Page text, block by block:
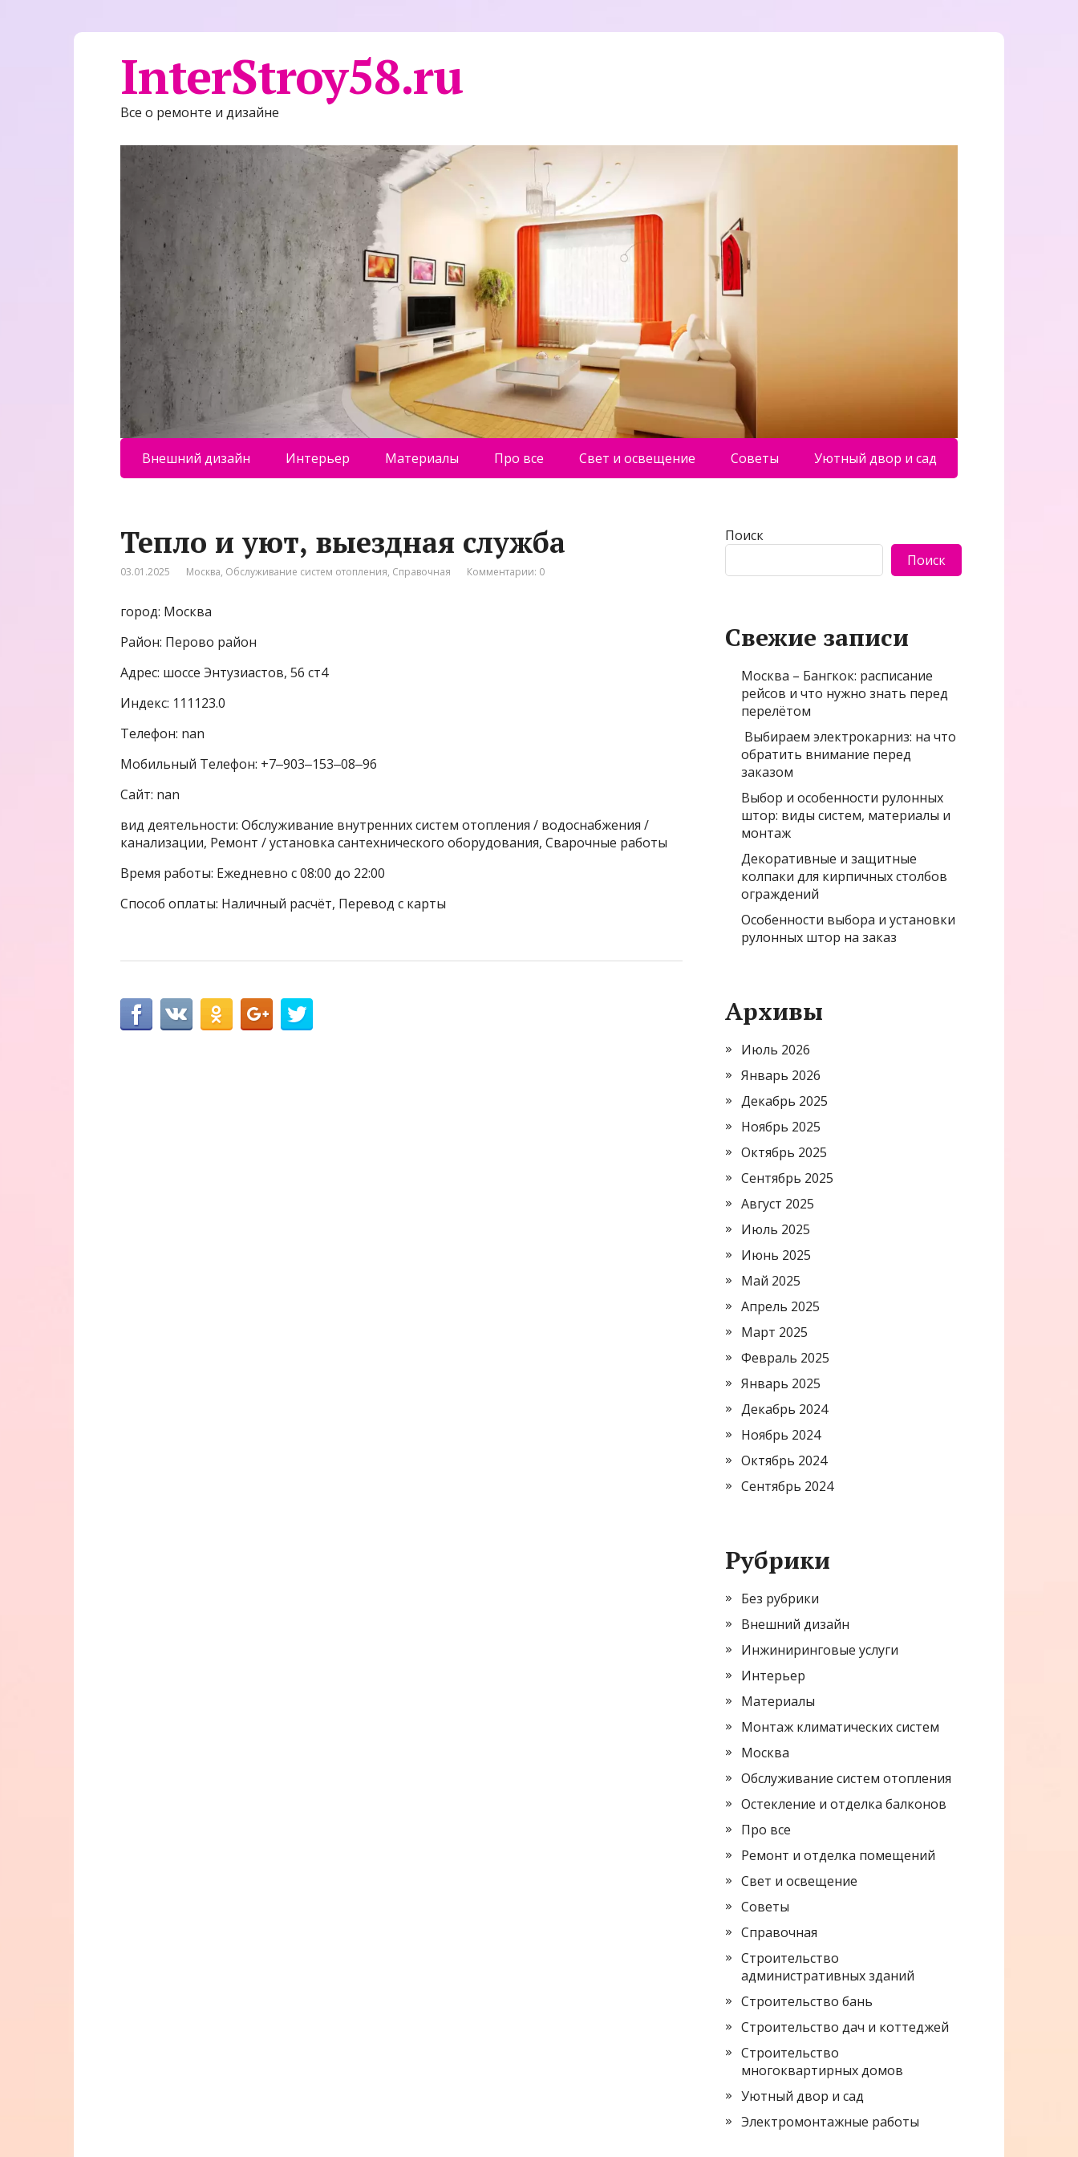
InterStroy58.ru
Все о ремонте и дизайне
Внешний дизайн Интерьер Материалы Про все Свет и освещение Советы Уютный двор и сад
Тепло и уют, выездная служба
03.01.2025 Москва, Обслуживание систем отопления, Справочная Комментарии: 0
город: Москва
Район: Перово район
Адрес: шоссе Энтузиастов, 56 ст4
Индекс: 111123.0
Телефон: nan
Мобильный Телефон: +7‒903‒153‒08‒96
Сайт: nan
вид деятельности: Обслуживание внутренних систем отопления / водоснабжения /
канализации, Ремонт / установка сантехнического оборудования, Сварочные работы
Время работы: Ежедневно с 08:00 до 22:00
Способ оплаты: Наличный расчёт, Перевод с карты
Поиск
Поиск
Свежие записи
Москва – Бангкок: расписание
рейсов и что нужно знать перед
перелётом
Выбираем электрокарниз: на что
обратить внимание перед
заказом
Выбор и особенности рулонных
штор: виды систем, материалы и
монтаж
Декоративные и защитные
колпаки для кирпичных столбов
ограждений
Особенности выбора и установки
рулонных штор на заказ
Архивы
Июль 2026
Январь 2026
Декабрь 2025
Ноябрь 2025
Октябрь 2025
Сентябрь 2025
Август 2025
Июль 2025
Июнь 2025
Май 2025
Апрель 2025
Март 2025
Февраль 2025
Январь 2025
Декабрь 2024
Ноябрь 2024
Октябрь 2024
Сентябрь 2024
Рубрики
Без рубрики
Внешний дизайн
Инжиниринговые услуги
Интерьер
Материалы
Монтаж климатических систем
Москва
Обслуживание систем отопления
Остекление и отделка балконов
Про все
Ремонт и отделка помещений
Свет и освещение
Советы
Справочная
Строительство
административных зданий
Строительство бань
Строительство дач и коттеджей
Строительство
многоквартирных домов
Уютный двор и сад
Электромонтажные работы